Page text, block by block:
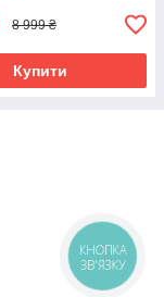
8 999 ₴
Купити
КНОПКА
ЗВ'ЯЗКУ